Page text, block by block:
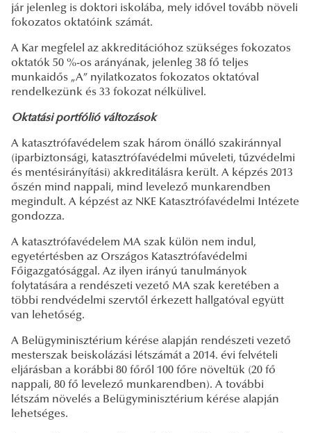
jár jelenleg is doktori iskolába, mely idővel tovább növeli
fokozatos oktatóink számát.
A Kar megfelel az akkreditációhoz szükséges fokozatos
oktatók 50 %-os arányának, jelenleg 38 fő teljes
munkaidős „A” nyilatkozatos fokozatos oktatóval
rendelkezünk és 33 fokozat nélkülivel.
Oktatási portfólió változások
A katasztrófavédelem szak három önálló szakiránnyal
(iparbiztonsági, katasztrófavédelmi műveleti, tűzvédelmi
és mentésirányítási) akkreditálásra került. A képzés 2013
őszén mind nappali, mind levelező munkarendben
megindult. A képzést az NKE Katasztrófavédelmi Intézete
gondozza.
A katasztrófavédelem MA szak külön nem indul,
egyetértésben az Országos Katasztrófavédelmi
Főigazgatósággal. Az ilyen irányú tanulmányok
folytatására a rendészeti vezető MA szak keretében a
többi rendvédelmi szervtől érkezett hallgatóval együtt
van lehetőség.
A Belügyminisztérium kérése alapján rendészeti vezető
mesterszak beiskolázási létszámát a 2014. évi felvételi
eljárásban a korábbi 80 főről 100 főre növeltük (20 fő
nappali, 80 fő levelező munkarendben). A további
létszám növelés a Belügyminisztérium kérése alapján
lehetséges.